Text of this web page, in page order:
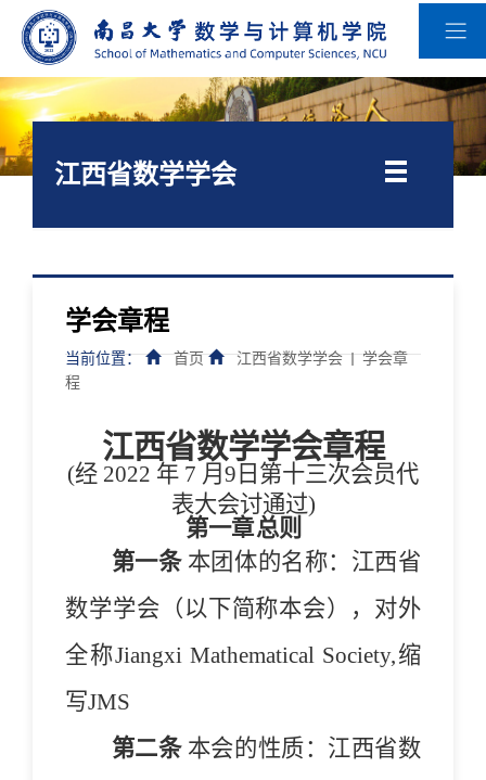
江西省数学学会
学会章程
当前位置： 首页 江西省数学学会
学会章
程
江西省数学学会章程
(经 2022 年 7 月 9 日第十三次会员代
表大会讨通过)
第一章总则
第一条本团体的名称：江西省
数学学会（以下简称本会），对外
全称Jiangxi Mathematical Society,缩
写JMS
第二条本会的性质：江西省数